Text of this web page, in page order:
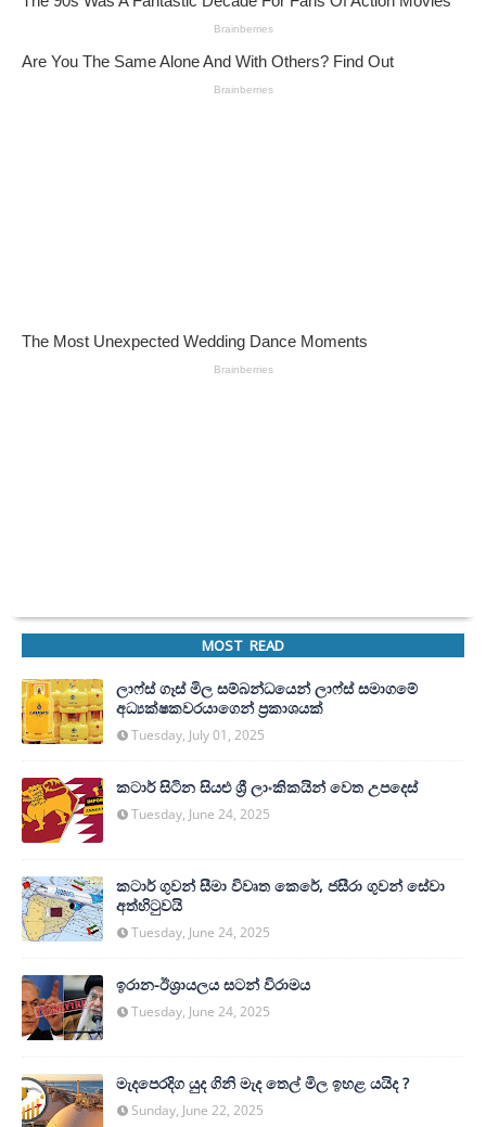
MOST READ
ලාෆ්ස් ගෑස් මිල සම්බන්ධයෙන් ලාෆ්ස් සමාගමේ
අධ්‍යක්ෂකවරයාගෙන් ප්‍රකාශයක්
Tuesday, July 01, 2025
කටාර් සිටින සියළු ශ්‍රී ලාංකිකයින් වෙත උපදෙස්
Tuesday, June 24, 2025
කටාර් ගුවන් සීමා විවෘත කෙරේ, ජසීරා ගුවන් සේවා
අත්හි‍ටුවයි
Tuesday, June 24, 2025
ඉරාන-ඊශ්‍රායලය සටන් විරාමය
Tuesday, June 24, 2025
මැදපෙරදිග යුද ගිනි මැද තෙල් මිල ඉහළ යයිද ?
Sunday, June 22, 2025